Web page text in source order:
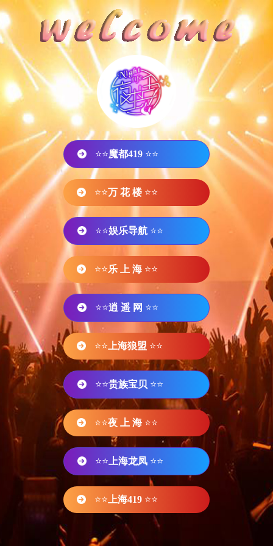
⭐⭐魔都419 ⭐⭐
⭐⭐万 花 楼 ⭐⭐
⭐⭐娱乐导航 ⭐⭐
⭐⭐乐 上 海 ⭐⭐
⭐⭐逍 遥 网 ⭐⭐
⭐⭐ 上海狼盟 ⭐⭐
⭐⭐贵族宝贝 ⭐⭐
⭐⭐夜 上 海 ⭐⭐
⭐⭐ 上海龙凤 ⭐⭐
⭐⭐ 上海419 ⭐⭐